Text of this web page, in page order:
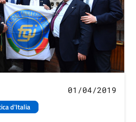
d'Italia
01/04/2019